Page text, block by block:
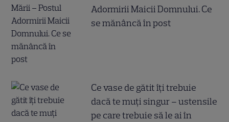
Adormirii Maicii Domnului. Ce
se mănâncă în post
Ce vase de gătit îți trebuie
dacă te muți singur – ustensile
pe care trebuie să le ai în